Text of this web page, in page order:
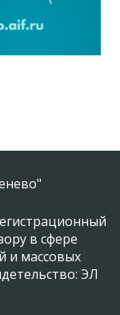
в сфере
и массовых
ЭЛ